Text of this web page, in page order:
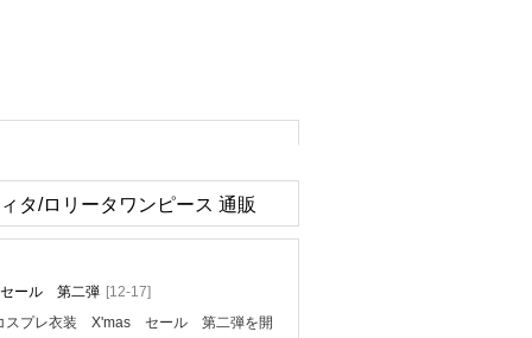
タ/ロリータワンピース 通販
セール 第二弾 [12-17]
スプレ衣装 X'mas セール 第二弾を開